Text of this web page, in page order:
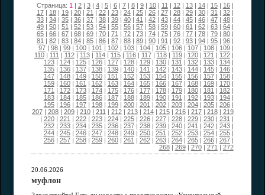
Страница: 1 | 2| 3| 4| 5| 6| 7| 8| 9| 10| 11 | 12| 13| 14| 15| 16|
17| 18| 19| 20| 21 | 22| 23| 24| 25| 26| 27| 28| 29| 30| 31 | 32|
33| 34| 35| 36| 37| 38| 39| 40| 41 | 42| 43| 44| 45| 46| 47| 48|
49| 50| 51 | 52| 53| 54| 55| 56| 57| 58| 59| 60| 61 | 62| 63| 64|
65| 66| 67| 68| 69| 70| 71 | 72| 73| 74| 75| 76| 77| 78| 79| 80|
81 | 82| 83| 84| 85| 86| 87| 88| 89| 90| 91 | 92| 93| 94| 95| 96|
97| 98| 99| 100| 101 | 102| 103| 104| 105| 106| 107| 108| 109|
110| 111 | 112| 113| 114| 115| 116| 117| 118| 119| 120| 121 | 122|
123| 124| 125| 126| 127| 128| 129| 130| 131 | 132| 133| 134|
135| 136| 137| 138| 139| 140| 141 | 142| 143| 144| 145| 146|
147| 148| 149| 150| 151 | 152| 153| 154| 155| 156| 157| 158|
159| 160| 161 | 162| 163| 164| 165| 166| 167| 168| 169| 170|
171 | 172| 173| 174| 175| 176| 177| 178| 179| 180| 181 | 182|
183| 184| 185| 186| 187| 188| 189| 190| 191 | 192| 193| 194|
195| 196| 197| 198| 199| 200| 201 | 202| 203| 204| 205| 206|
207| 208| 209| 210| 211 | 212| 213| 214| 215| 216| 217| 218| 219
| 220| 221 | 222| 223| 224| 225| 226| 227| 228| 229| 230| 231 |
232| 233| 234| 235| 236| 237| 238| 239| 240| 241 | 242| 243|
244| 245| 246| 247| 248| 249| 250| 251 | 252| 253| 254| 255|
256| 257| 258| 259| 260| 261 | 262| 263| 264| 265| 266| 267|
268| 269| 270| 271 | 272
20.06.2026
муфлон